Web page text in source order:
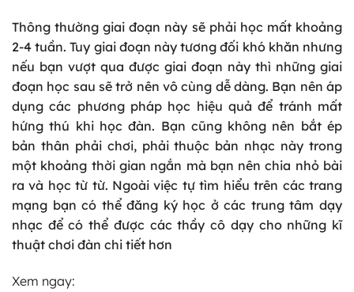
Thông thường giai đoạn này sẽ phải học mất khoảng
2-4 tuần. Tuy giai đoạn này tương đối khó khăn nhưng
nếu bạn vượt qua được giai đoạn này thì những giai
đoạn học sau sẽ trở nên vô cùng dễ dàng. Bạn nên áp
dụng các phương pháp học hiệu quả để tránh mất
hứng thú khi học đàn. Bạn cũng không nên bắt ép
bản thân phải chơi, phải thuộc bản nhạc này trong
một khoảng thời gian ngắn mà bạn nên chia nhỏ bài
ra và học từ từ. Ngoài việc tự tìm hiểu trên các trang
mạng bạn có thể đăng ký học ở các trung tâm dạy
nhạc để có thể được các thầy cô dạy cho những kĩ
thuật chơi đàn chi tiết hơn
Xem ngay: